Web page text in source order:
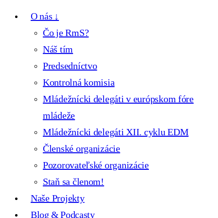
O nás ↓
Čo je RmS?
Náš tím
Predsedníctvo
Kontrolná komisia
Mládežnícki delegáti v európskom fóre
mládeže
Mládežnícki delegáti XII. cyklu EDM
Členské organizácie
Pozorovateľské organizácie
Staň sa členom!
Naše Projekty
Blog & Podcasty